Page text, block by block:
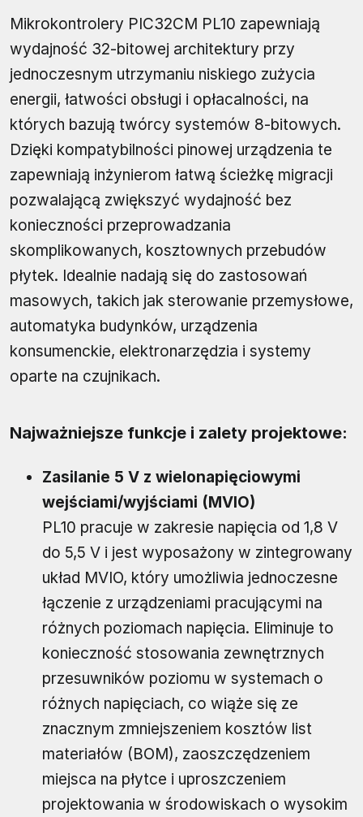
Mikrokontrolery PIC32CM PL10 zapewniają
wydajność 32-bitowej architektury przy
jednoczesnym utrzymaniu niskiego zużycia
energii, łatwości obsługi i opłacalności, na
których bazują twórcy systemów 8-bitowych.
Dzięki kompatybilności pinowej urządzenia te
zapewniają inżynierom łatwą ścieżkę migracji
pozwalającą zwiększyć wydajność bez
konieczności przeprowadzania
skomplikowanych, kosztownych przebudów
płytek. Idealnie nadają się do zastosowań
masowych, takich jak sterowanie przemysłowe,
automatyka budynków, urządzenia
konsumenckie, elektronarzędzia i systemy
oparte na czujnikach.
Najważniejsze funkcje i zalety projektowe:
Zasilanie 5 V z wielonapięciowymi
wejściami/wyjściami (MVIO)
PL10 pracuje w zakresie napięcia od 1,8 V
do 5,5 V i jest wyposażony w zintegrowany
układ MVIO, który umożliwia jednoczesne
łączenie z urządzeniami pracującymi na
różnych poziomach napięcia. Eliminuje to
konieczność stosowania zewnętrznych
przesuwników poziomu w systemach o
różnych napięciach, co wiąże się ze
znacznym zmniejszeniem kosztów list
materiałów (BOM), zaoszczędzeniem
miejsca na płytce i uproszczeniem
projektowania w środowiskach o wysokim